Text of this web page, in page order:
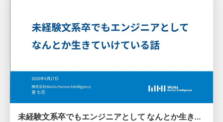
未経験⽂系卒でもエンジニアとして なんとか⽣きていけている話